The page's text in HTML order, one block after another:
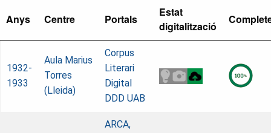
Anys Centre Portals
Estat
digitalització
1932-
1933
Aula Marius
Torres
(Lleida)
Corpus
Literari
Digital
DDD UAB
ARCA,